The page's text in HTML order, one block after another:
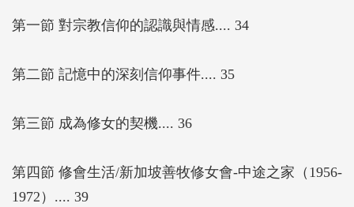
第一節 對宗教信仰的認識與情感.... 34
第二節 記憶中的深刻信仰事件.... 35
第三節 成為修女的契機.... 36
第四節 修會生活/新加坡善牧修女會-中途之家（1956-
1972）.... 39